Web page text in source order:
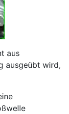
aus
ausgeübt wird,